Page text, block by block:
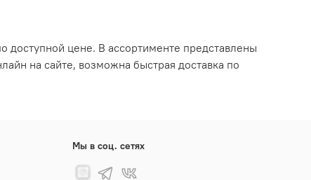
цене. В ассортименте представлены
на сайте, возможна быстрая доставка по
Мы в соц. сетях